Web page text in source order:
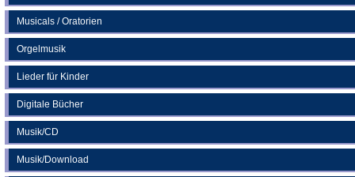
Musicals / Oratorien
Orgelmusik
Lieder für Kinder
Digitale Bücher
Musik/CD
Musik/Download